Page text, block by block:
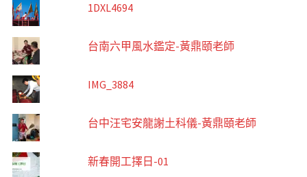
1DXL4694
台南六甲風水鑑定-黃鼎頤老師
IMG_3884
台中汪宅安龍謝土科儀-黃鼎頤老師
新春開工擇日-01